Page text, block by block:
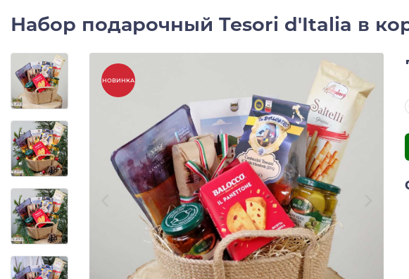
Набор подарочный Tesori d'Italia в
НОВИНКА